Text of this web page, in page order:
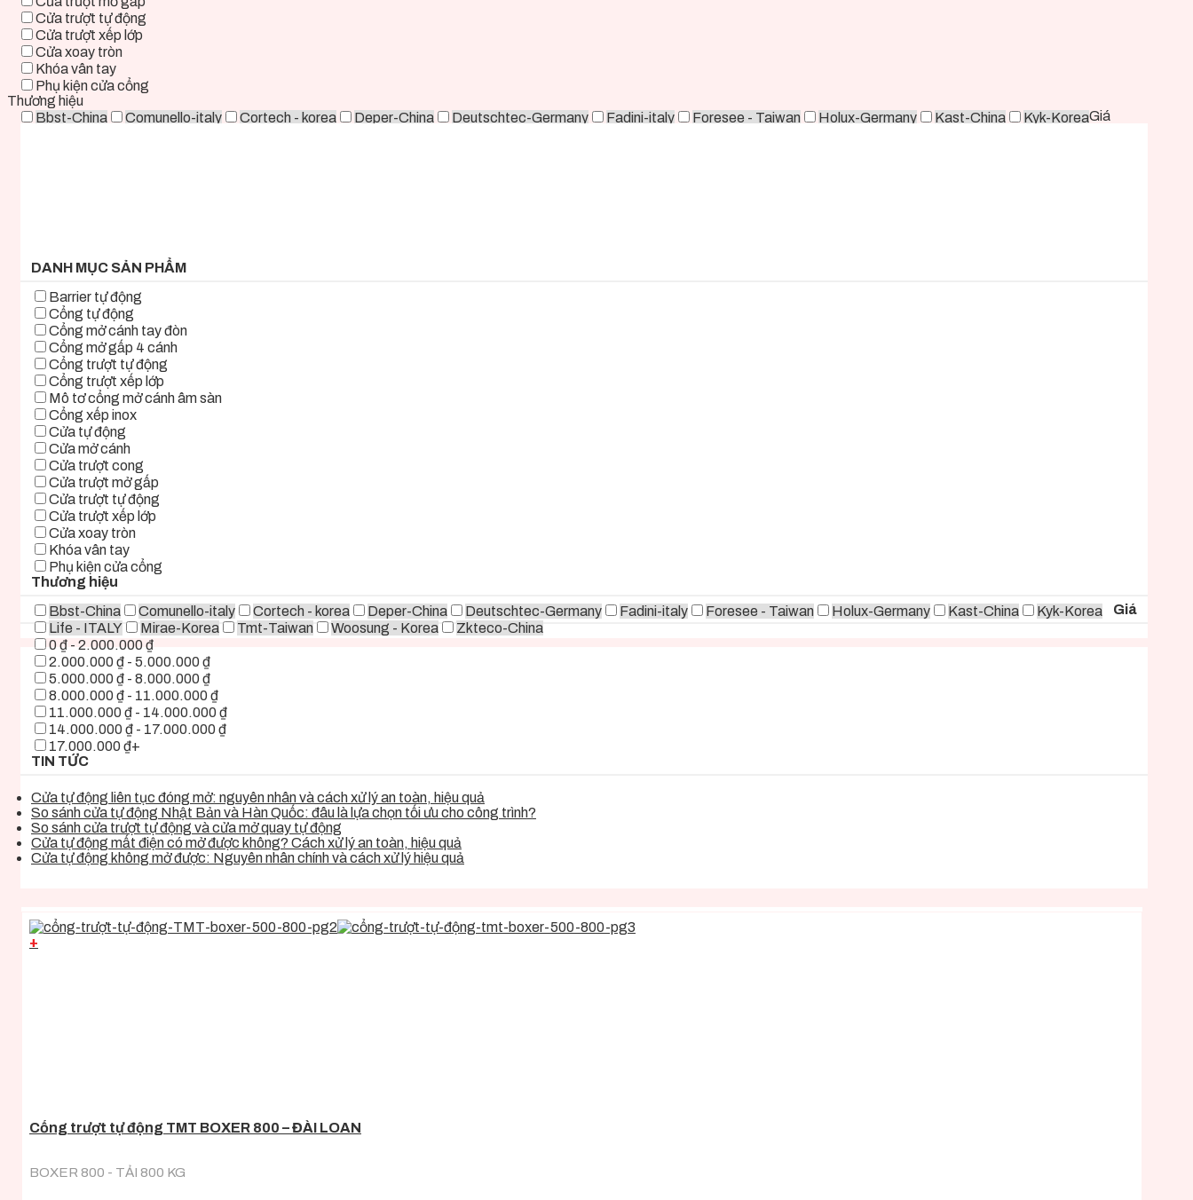
Cửa trượt tự động
Cửa trượt xếp lớp
Cửa xoay tròn
Khóa vân tay
Phụ kiện cửa cổng
Thương hiệu
Bbst-China
Comunello-italy Cortech - korea Deper-China Deutschtec-Germany Fadini-italy Foresee - Taiwan Holux-Germany Kast-China
Kyk-KoreaGiá
DANH MỤC SẢN PHẨM
Barrier tự động
Cổng tự động
Cổng mở cánh tay đòn
Cổng mở gấp 4 cánh
Cổng trượt tự động
Cổng trượt xếp lớp
Mô tơ cổng mở cánh âm sàn
Cổng xếp inox
Cửa tự động
Cửa mở cánh
Cửa trượt cong
Cửa trượt mở gấp
Cửa trượt tự động
Cửa trượt xếp lớp
Cửa xoay tròn
Khóa vân tay
Phụ kiện cửa cổng
Thương hiệu
Bbst-China
Comunello-italy Cortech - korea Deper-China Deutschtec-Germany Fadini-italy Foresee - Taiwan Holux-Germany Kast-China
Kyk-Korea
Life - ITALY
Mirae-Korea Tmt-Taiwan Woosung - Korea Zkteco-China
Giá
0 ₫ - 2.000.000 ₫
2.000.000 ₫ - 5.000.000 ₫
5.000.000 ₫ - 8.000.000 ₫
8.000.000 ₫ - 11.000.000 ₫
11.000.000 ₫ - 14.000.000 ₫
14.000.000 ₫ - 17.000.000 ₫
17.000.000 ₫+
TIN TỨC
Cửa tự động liên tục đóng mở: nguyên nhân và cách xử lý an toàn, hiệu quả
So sánh cửa tự động Nhật Bản và Hàn Quốc: đâu là lựa chọn tối ưu cho công trình?
So sánh cửa trượt tự động và cửa mở quay tự động
Cửa tự động mất điện có mở được không? Cách xử lý an toàn, hiệu quả
Cửa tự động không mở được: Nguyên nhân chính và cách xử lý hiệu quả
+
Cổng trượt tự động TMT BOXER 800 – ĐÀI LOAN
BOXER 800 - TẢI 800 KG